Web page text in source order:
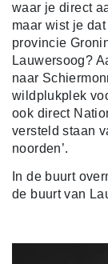
waar je direct
maar wist je
provincie
Lauwersoog?
naar
wildplukplek
ook direct
versteld staan
noorden’.
In de buurt
de buurt van